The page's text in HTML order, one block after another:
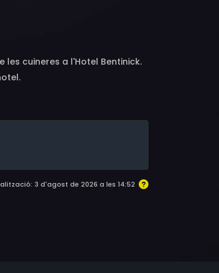
Ward, Thorley Walters
cuineres a l'Hotel Bentinick.
3 d'agost de 2026 a les 14:52